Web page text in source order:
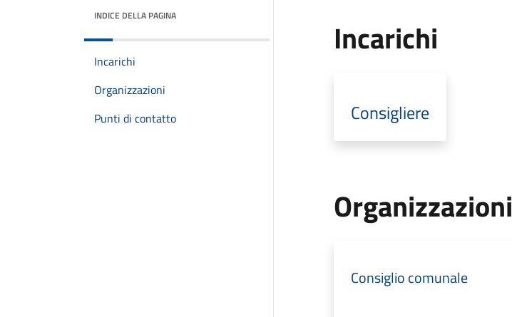
INDICE DELLA PAGINA
Incarichi
Organizzazioni
Punti di contatto
Incarichi
Consigliere
Organizzazioni
Consiglio comunale